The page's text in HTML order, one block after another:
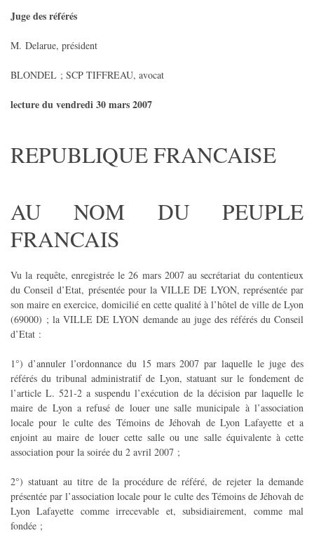
Juge des référés
M. Delarue, président
BLONDEL ; SCP TIFFREAU, avocat
lecture du vendredi 30 mars 2007
REPUBLIQUE FRANCAISE
AU NOM DU PEUPLE
FRANCAIS
Vu la requête, enregistrée le 26 mars 2007 au secrétariat du contentieux
du Conseil d’Etat, présentée pour la VILLE DE LYON, représentée par
son maire en exercice, domicilié en cette qualité à l’hôtel de ville de Lyon
(69000) ; la VILLE DE LYON demande au juge des référés du Conseil
d’Etat :
1°) d’annuler l’ordonnance du 15 mars 2007 par laquelle le juge des
référés du tribunal administratif de Lyon, statuant sur le fondement de
l’article L. 521-2 a suspendu l’exécution de la décision par laquelle le
maire de Lyon a refusé de louer une salle municipale à l’association
locale pour le culte des Témoins de Jéhovah de Lyon Lafayette et a
enjoint au maire de louer cette salle ou une salle équivalente à cette
association pour la soirée du 2 avril 2007 ;
2°) statuant au titre de la procédure de référé, de rejeter la demande
présentée par l’association locale pour le culte des Témoins de Jéhovah de
Lyon Lafayette comme irrecevable et, subsidiairement, comme mal
fondée ;